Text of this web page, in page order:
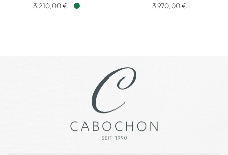
3.210,00 € 3.970,00 €